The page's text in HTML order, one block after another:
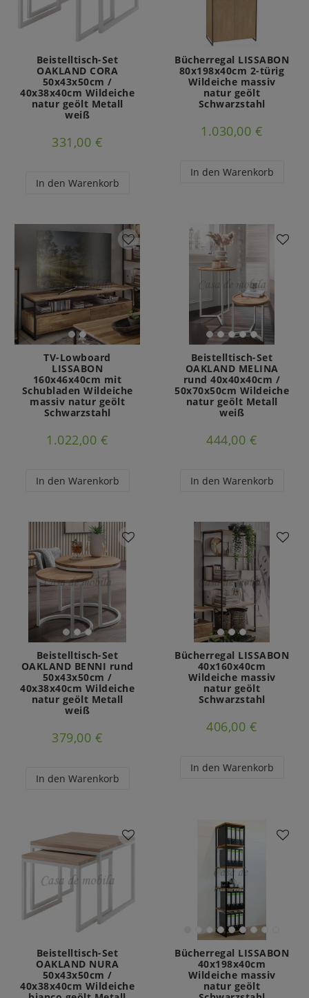
Beistelltisch-Set
OAKLAND CORA
50x43x50cm /
40x38x40cm Wildeiche
natur geölt Metall
weiß
331,00 €
In den Warenkorb
Bücherregal LISSABON
80x198x40cm 2-türig
Wildeiche massiv
natur geölt
Schwarzstahl
1.030,00 €
In den Warenkorb
TV-Lowboard
LISSABON
160x46x40cm mit
Schubladen Wildeiche
massiv natur geölt
Schwarzstahl
1.022,00 €
In den Warenkorb
Beistelltisch-Set
OAKLAND MELINA
rund 40x40x40cm /
50x70x50cm Wildeiche
natur geölt Metall
weiß
444,00 €
In den Warenkorb
Beistelltisch-Set
OAKLAND BENNI rund
50x43x50cm /
40x38x40cm Wildeiche
natur geölt Metall
weiß
379,00 €
In den Warenkorb
Bücherregal LISSABON
40x160x40cm
Wildeiche massiv
natur geölt
Schwarzstahl
406,00 €
In den Warenkorb
Beistelltisch-Set
OAKLAND NURA
50x43x50cm /
40x38x40cm Wildeiche
Bücherregal LISSABON
40x198x40cm
Wildeiche massiv
natur geölt